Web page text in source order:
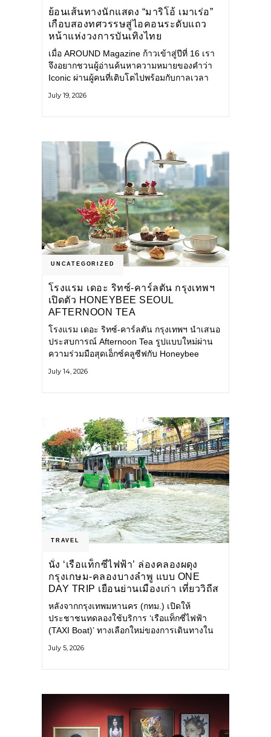
ย้อนเส้นทางนักแสดง “มาริโอ้ เมาเร่อ”
เกือบสองทศวรรษสู่ไอคอนระดับแถว
หน้าแห่งวงการบันเทิงไทย
เมื่อ AROUND Magazine ก้าวเข้าสู่ปีที่ 16 เรา
จึงอยากชวนผู้อ่านค้นหาความหมายของคำว่า
Iconic ผ่านผู้คนที่เติบโตไปพร้อมกับกาลเวลา
คือ มาริโอ้ เมาเร่อ
July 19, 2026
UNCATEGORIZED
โรงแรม เดอะ ริทซ์-คาร์ลตัน กรุงเทพฯ
เปิดตัว HONEYBEE SEOUL
AFTERNOON TEA
COLLABORATION ณ คาเลโอ
(CALEŌ) ชวนสัมผัสเสน่ห์ของขนม
หวานร่วมสมัยจากกรุงโซล
โรงแรม เดอะ ริทซ์-คาร์ลตัน กรุงเทพฯ นำเสนอ
ประสบการณ์ Afternoon Tea รูปแบบใหม่ผ่าน
ความร่วมมือสุดเอ็กซ์คลูซีฟกับ Honeybee
ดังจากกรุงโซล นำโดยเชฟอึนจอง
July 14, 2026
TRAVEL
นั่ง ‘เรือแท็กซี่ไฟฟ้า’ ล่องคลองผดุง
กรุงเกษม-คลองบางลำพู แบบ ONE
DAY TRIP เยือนย่านเมืองเก่า เที่ยววิถีส
โลว์ไลฟ์แบบรักษ์โลก
หลังจากกรุงเทพมหานคร (กทม.) เปิดให้
ประชาชนทดลองใช้บริการ ‘เรือแท็กซี่ไฟฟ้า
(TAXI Boat)’ ทางเลือกใหม่ของการเดินทางใน
แวดล้อม ผ่านแอปพลิเคชัน MuvMi (มูฟมี)
July 5, 2026